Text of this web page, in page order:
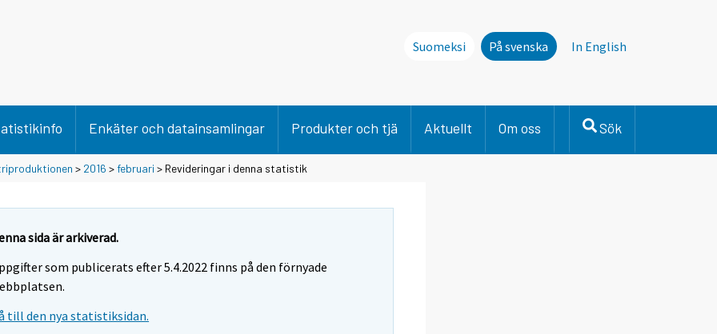
Suomeksi På svenska In English
Enkäter och datainsamlingar Produkter och tjä Aktuellt Om oss Sök
> 2016 >februari > Revideringar i denna statistik
sida är arkiverad.
som publicerats efter 5.4.2022 finns på den förnyade
till den nya statistiksidan.